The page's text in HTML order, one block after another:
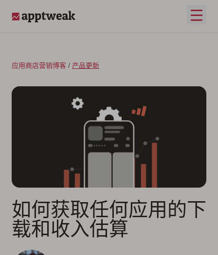
打开
应用商店营销博客 / 产品更新
如何获取任何应用的下
载和收入估算